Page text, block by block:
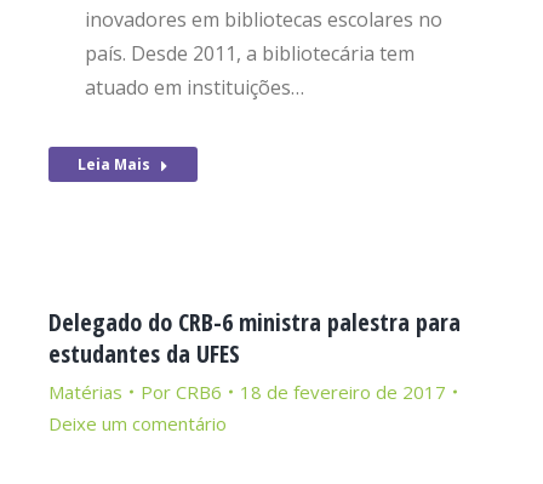
inovadores em bibliotecas escolares no
país. Desde 2011, a bibliotecária tem
atuado em instituições…
Leia Mais
Delegado do CRB-6 ministra palestra para
estudantes da UFES
Matérias Por CRB6
18 de fevereiro de 2017
Deixe um comentário